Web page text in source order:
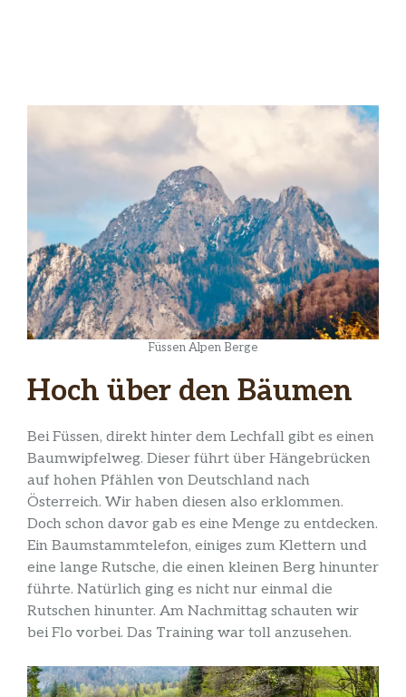
Füssen Alpen Berge
Hoch über den Bäumen
Bei Füssen, direkt hinter dem Lechfall gibt es einen
Baumwipfelweg. Dieser führt über Hängebrücken
auf hohen Pfählen von Deutschland nach
Österreich. Wir haben diesen also erklommen.
Doch schon davor gab es eine Menge zu entdecken.
Ein Baumstammtelefon, einiges zum Klettern und
eine lange Rutsche, die einen kleinen Berg hinunter
führte. Natürlich ging es nicht nur einmal die
Rutschen hinunter. Am Nachmittag schauten wir
bei Flo vorbei. Das Training war toll anzusehen.